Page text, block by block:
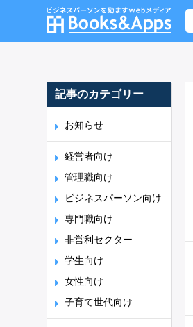
記事のカテゴリー
お知らせ
経営者向け
管理職向け
ビジネスパーソン向け
専門職向け
非営利セクター
学生向け
女性向け
子育て世代向け